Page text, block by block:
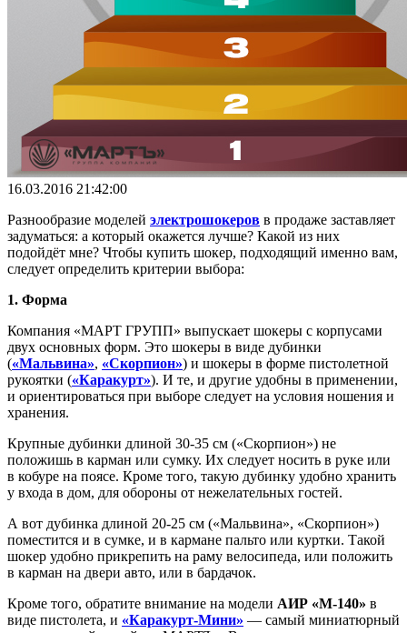
16.03.2016 21:42:00
Разнообразие моделей электрошокеров в продаже заставляет
задуматься: а который окажется лучше? Какой из них
подойдёт мне? Чтобы купить шокер, подходящий именно вам,
следует определить критерии выбора:
1. Форма
Компания «МАРТ ГРУПП» выпускает шокеры с корпусами
двух основных форм. Это шокеры в виде дубинки
(«Мальвина», «Скорпион») и шокеры в форме пистолетной
рукоятки («Каракурт»). И те, и другие удобны в применении,
и ориентироваться при выборе следует на условия ношения и
хранения.
Крупные дубинки длиной 30-35 см («Скорпион») не
положишь в карман или сумку. Их следует носить в руке или
в кобуре на поясе. Кроме того, такую дубинку удобно хранить
у входа в дом, для обороны от нежелательных гостей.
А вот дубинка длиной 20-25 см («Мальвина», «Скорпион»)
поместится и в сумке, и в кармане пальто или куртки. Такой
шокер удобно прикрепить на раму велосипеда, или положить
в карман на двери авто, или в бардачок.
Кроме того, обратите внимание на модели АИР «М-140» в
виде пистолета, и «Каракурт-Мини» — самый миниатюрный